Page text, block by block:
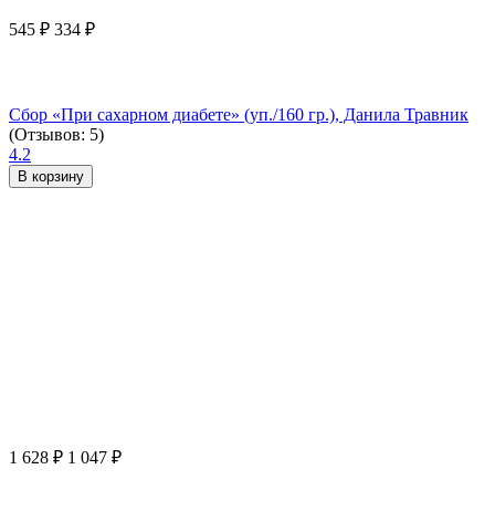
545 ₽ 334 ₽
Сбор «При сахарном диабете» (уп./160 гр.), Данила Травник
(Отзывов: 5)
4.2
В корзину
1 628 ₽ 1 047 ₽